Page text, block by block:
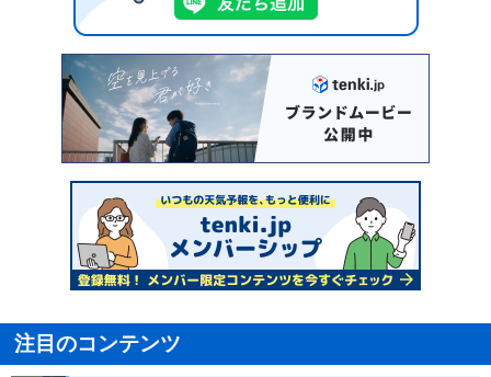
注目のコンテンツ